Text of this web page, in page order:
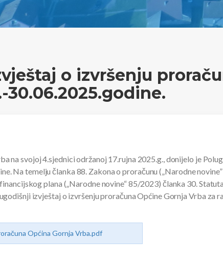
o izvršenju
30.06.2025.godine.
na svojoj 4.sjednici održanoj 17.rujna 2025.g., donijelo je
Na temelju članka 88. Zakona o proračunu („Narodne
plana („Narodne novine“ 85/2023) članka 30.
izvještaj o izvršenju proračuna Općine Gornja Vrba za
Općina Gornja Vrba.pdf